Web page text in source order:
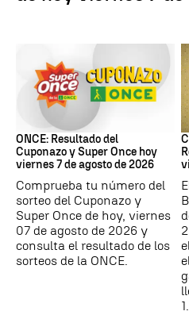
ONCE: Resultado del
Cuponazo y Super Once hoy
viernes 7 de agosto de 2026
Comprueba tu número del
sorteo del Cuponazo y
Super Once de hoy, viernes
07 de agosto de 2026 y
consulta el resultado de los
sorteos de la ONCE.